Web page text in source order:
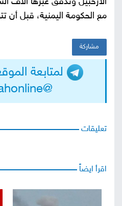
مع الحكومة اليمنية، قبل أن
مشاركة
لمتابعة
@Alasimahonline
تعليقات
اقرأ ايضاً